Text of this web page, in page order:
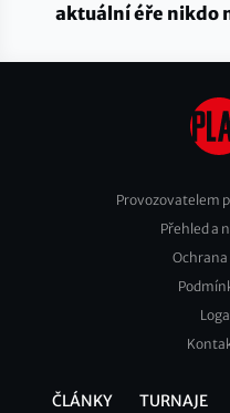
aktuální éře nikdo
Footer
Provozovatelem
Přehled a
Ochrana
ČLÁNKY TURNAJE